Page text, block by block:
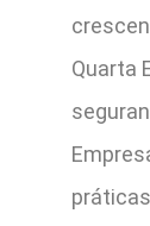
Quarta